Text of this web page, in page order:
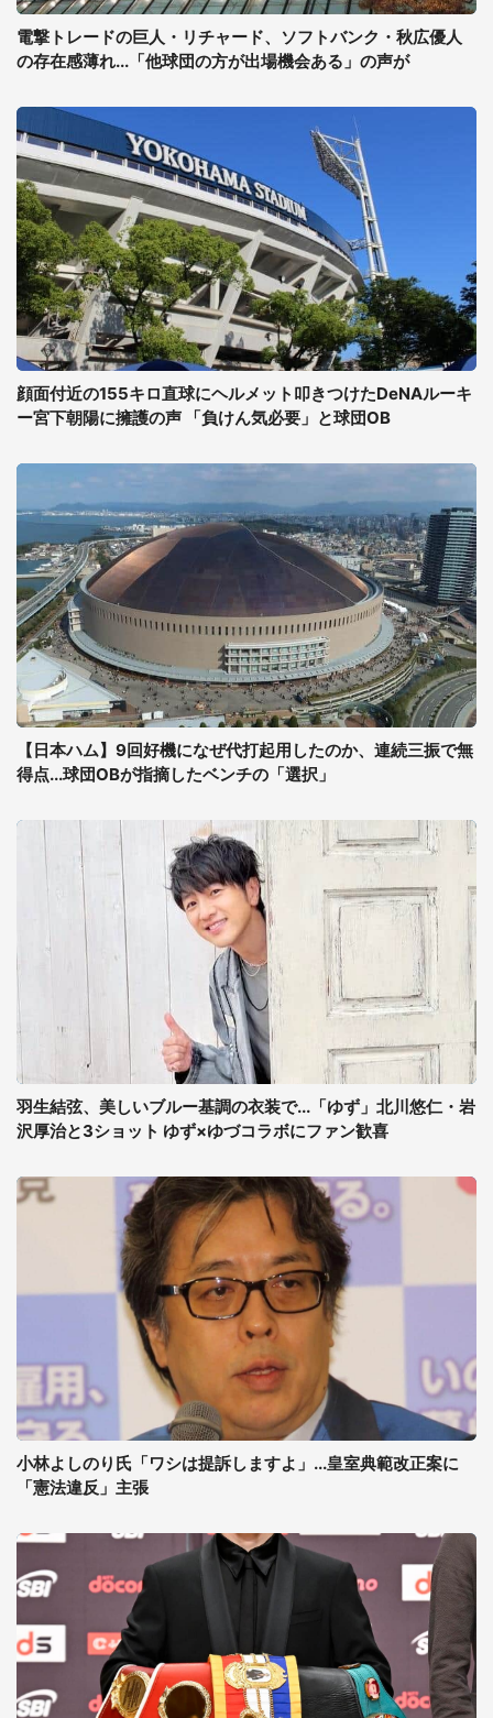
電撃トレードの巨人・リチャード、ソフトバンク・秋広優人
の存在感薄れ...「他球団の方が出場機会ある」の声が
顔面付近の155キロ直球にヘルメット叩きつけたDeNAルーキ
ー宮下朝陽に擁護の声 「負けん気必要」と球団OB
【日本ハム】9回好機になぜ代打起用したのか、連続三振で無
得点...球団OBが指摘したベンチの「選択」
羽生結弦、美しいブルー基調の衣装で...「ゆず」北川悠仁・岩
沢厚治と3ショット ゆず×ゆづコラボにファン歓喜
小林よしのり氏「ワシは提訴しますよ」...皇室典範改正案に
「憲法違反」主張